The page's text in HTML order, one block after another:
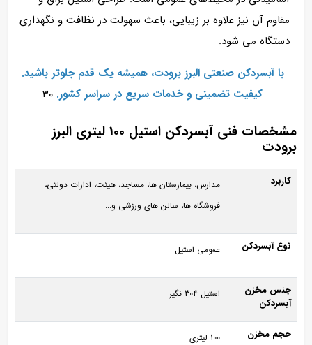
مقاوم آن نیز علاوه بر زیبایی، باعث سهولت در نظافت و نگهداری
دستگاه می‌ شود.
با آبسردکن صنعتی البرز برودت، همیشه یک قدم جلوتر باشید.
کیفیت تضمینی و خدمات سریع در سراسر کشور.
مشخصات فنی آبسردکن استیل 100 لیتری البرز
برودت
کاربرد
مدارس، بیمارستان ها، مساجد، هیئت، ادارات دولتی،
فروشگاه‌ ها، سالن های ورزشی و...
نوع آبسردکن عمومی استیل
جنس مخزن
آبسردکن
استیل 304 نگیر
حجم مخزن 100 لیتری